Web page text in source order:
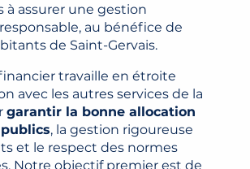
à assurer une gestion
au bénéfice de
de Saint-Gervais.
travaille en étroite
avec les autres services de la
garantir la bonne allocation
, la gestion rigoureuse
et le respect des normes
Notre objectif premier est de